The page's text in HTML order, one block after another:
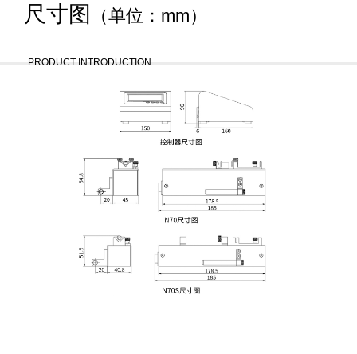
尺寸图 （单位：mm）
PRODUCT INTRODUCTION